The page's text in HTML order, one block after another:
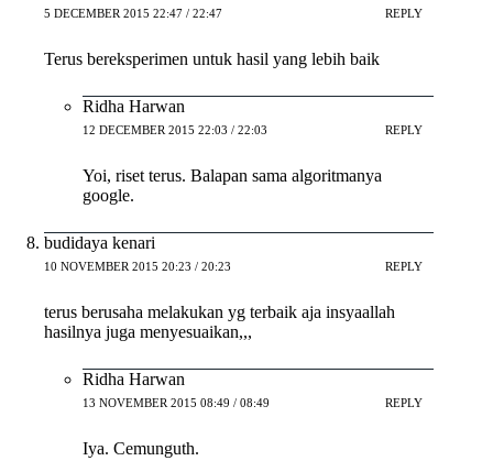
5 DECEMBER 2015 22:47 / 22:47 REPLY
Terus bereksperimen untuk hasil yang lebih baik
Ridha Harwan
12 DECEMBER 2015 22:03 / 22:03 REPLY
Yoi, riset terus. Balapan sama algoritmanya
google.
budidaya kenari
10 NOVEMBER 2015 20:23 / 20:23 REPLY
terus berusaha melakukan yg terbaik aja insyaallah
hasilnya juga menyesuaikan,,,
Ridha Harwan
13 NOVEMBER 2015 08:49 / 08:49 REPLY
Iya. Cemunguth.